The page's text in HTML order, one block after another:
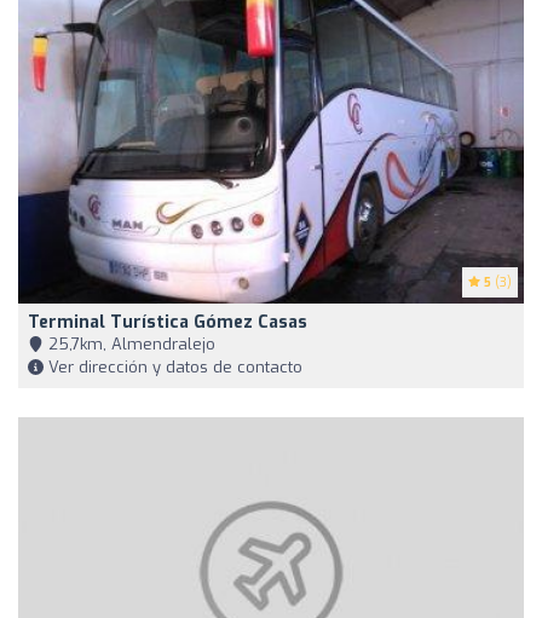
5 (3)
Terminal Turística Gómez Casas
25,7km, Almendralejo
Ver dirección y datos de contacto